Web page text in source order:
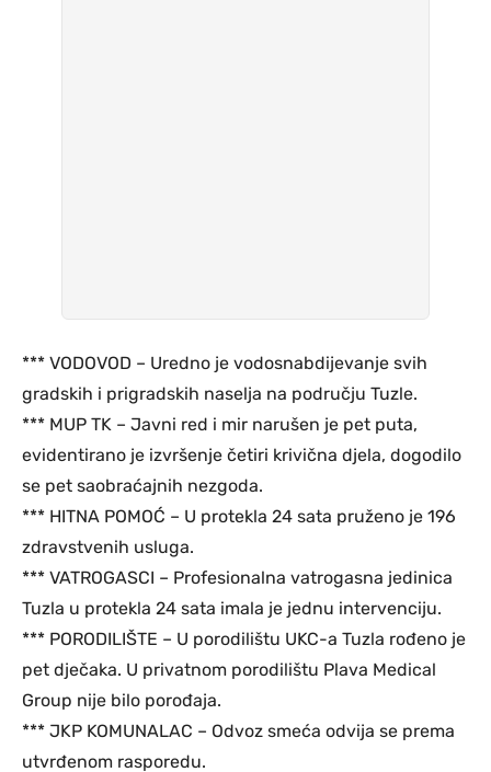
*** VODOVOD – Uredno je vodosnabdijevanje svih
gradskih i prigradskih naselja na području Tuzle.
*** MUP TK – Javni red i mir narušen je pet puta,
evidentirano je izvršenje četiri krivična djela, dogodilo
se pet saobraćajnih nezgoda.
*** HITNA POMOĆ – U protekla 24 sata pruženo je 196
zdravstvenih usluga.
*** VATROGASCI – Profesionalna vatrogasna jedinica
Tuzla u protekla 24 sata imala je jednu intervenciju.
*** PORODILIŠTE – U porodilištu UKC-a Tuzla rođeno je
pet dječaka. U privatnom porodilištu Plava Medical
Group nije bilo porođaja.
*** JKP KOMUNALAC – Odvoz smeća odvija se prema
utvrđenom rasporedu.